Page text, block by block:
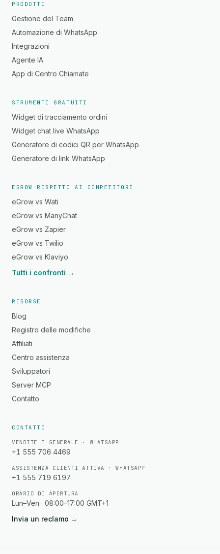
PRODOTTI
Gestione del Team
Automazione di WhatsApp
Integrazioni
Agente IA
App di Centro Chiamate
STRUMENTI GRATUITI
Widget di tracciamento ordini
Widget chat live WhatsApp
Generatore di codici QR per WhatsApp
Generatore di link WhatsApp
EGROW RISPETTO AI COMPETITORI
eGrow vs Wati
eGrow vs ManyChat
eGrow vs Zapier
eGrow vs Twilio
eGrow vs Klaviyo
Tutti i confronti →
RISORSE
Blog
Registro delle modifiche
Affiliati
Centro assistenza
Sviluppatori
Server MCP
Contatto
CONTATTO
VENDITE E GENERALE · WHATSAPP
+1 555 706 4469
ASSISTENZA CLIENTI ATTIVA · WHATSAPP
+1 555 719 6197
ORARIO DI APERTURA
Lun–Ven · 08:00–17:00 GMT+1
Invia un reclamo →